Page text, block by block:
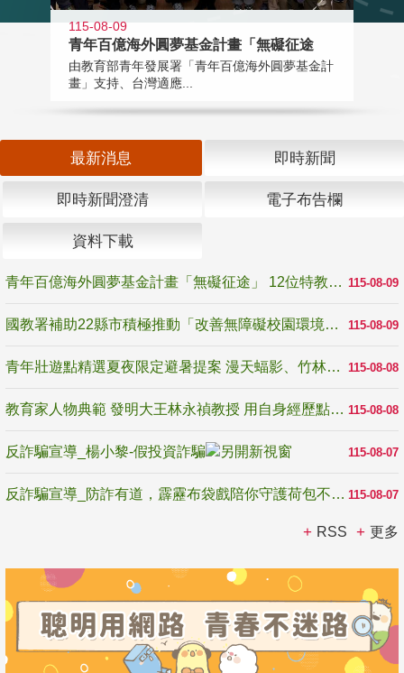
115-08-09
青年百億海外圓夢基金計畫「無礙征途
由教育部青年發展署「青年百億海外圓夢基金計
畫」支持、台灣適應...
最新消息 即時新聞
即時新聞澄清 電子布告欄
資料下載
115-08-09
青年百億海外圓夢基金計畫「無礙征途」 12位特教與弱勢青年勇闖西班牙 跨越感官限制見證生命蛻變
115-08-09
國教署補助22縣市積極推動「改善無障礙校園環境計畫」 打造友善、安全、無礙學習空間
115-08-08
青年壯遊點精選夏夜限定避暑提案 漫天蝠影、竹林尋蛙、茶香夜觀 邀青年暮色出發
115-08-08
教育家人物典範 發明大王林永禎教授 用自身經歷點亮學生的路
115-08-07
反詐騙宣導_楊小黎-假投資詐騙
115-08-07
反詐騙宣導_防詐有道，霹靂布袋戲陪你守護荷包不受騙
RSS 更多